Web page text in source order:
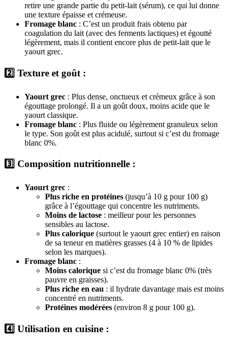
retire une grande partie du petit-lait (sérum), ce qui lui donne
une texture épaisse et crémeuse.
Fromage blanc : C’est un produit frais obtenu par
coagulation du lait (avec des ferments lactiques) et égoutté
légèrement, mais il contient encore plus de petit-lait que le
yaourt grec.
2️⃣ Texture et goût :
Yaourt grec : Plus dense, onctueux et crémeux grâce à son
égouttage prolongé. Il a un goût doux, moins acide que le
yaourt classique.
Fromage blanc : Plus fluide ou légèrement granuleux selon
le type. Son goût est plus acidulé, surtout si c’est du fromage
blanc 0%.
3️⃣ Composition nutritionnelle :
Yaourt grec :
Plus riche en protéines (jusqu’à 10 g pour 100 g)
grâce à l’égouttage qui concentre les nutriments.
Moins de lactose : meilleur pour les personnes
sensibles au lactose.
Plus calorique (surtout le yaourt grec entier) en raison
de sa teneur en matières grasses (4 à 10 % de lipides
selon les marques).
Fromage blanc :
Moins calorique si c’est du fromage blanc 0% (très
pauvre en graisses).
Plus riche en eau : il hydrate davantage mais est moins
concentré en nutriments.
Protéines modérées (environ 8 g pour 100 g).
4️⃣ Utilisation en cuisine :